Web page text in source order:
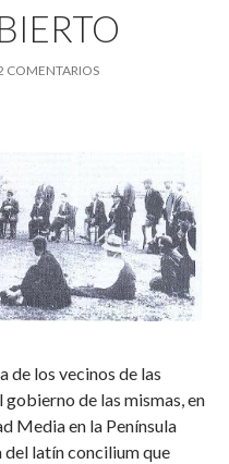
COMENTARIOS
de los vecinos de las
de las mismas, en
Media en la Península
latín concilium que